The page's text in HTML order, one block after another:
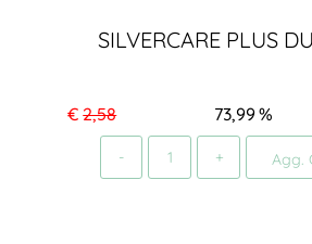
SILVERCARE PLUS
€ 2,58 %
73,99
Agg.